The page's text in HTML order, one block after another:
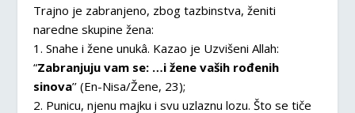
Trajno je zabranjeno, zbog tazbinstva, ženiti
naredne skupine žena:
1. Snahe i žene unukâ. Kazao je Uzvišeni Allah:
“Zabranjuju vam se: …i žene vaših rođenih
sinova’’ (En-Nisa/Žene, 23);
2. Punicu, njenu majku i svu uzlaznu lozu. Što se tiče